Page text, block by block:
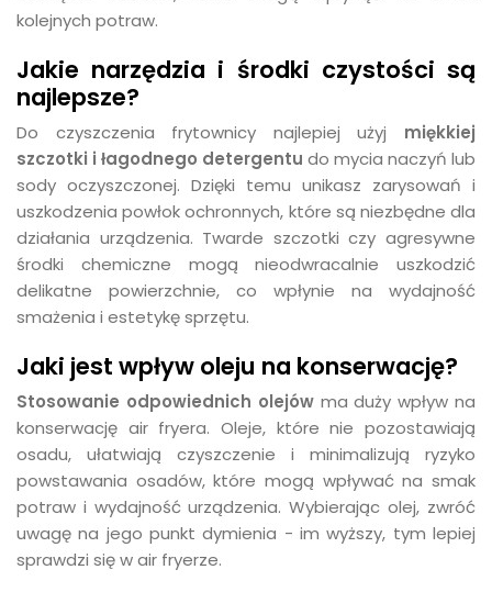
kolejnych potraw.
Jakie narzędzia i środki czystości są
najlepsze?
Do czyszczenia frytownicy najlepiej użyj miękkiej
szczotki i łagodnego detergentu do mycia naczyń lub
sody oczyszczonej. Dzięki temu unikasz zarysowań i
uszkodzenia powłok ochronnych, które są niezbędne dla
działania urządzenia. Twarde szczotki czy agresywne
środki chemiczne mogą nieodwracalnie uszkodzić
delikatne powierzchnie, co wpłynie na wydajność
smażenia i estetykę sprzętu.
Jaki jest wpływ oleju na konserwację?
Stosowanie odpowiednich olejówma duży wpływ na
konserwację air fryera. Oleje, które nie pozostawiają
osadu, ułatwiają czyszczenie i minimalizują ryzyko
powstawania osadów, które mogą wpływać na smak
potraw i wydajność urządzenia. Wybierając olej, zwróć
uwagę na jego punkt dymienia - im wyższy, tym lepiej
sprawdzi się w air fryerze.